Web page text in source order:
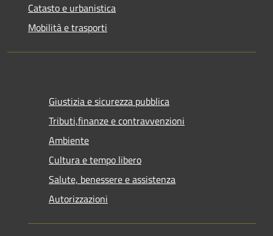
Catasto e urbanistica
Mobilità e trasporti
Giustizia e sicurezza pubblica
Tributi,finanze e contravvenzioni
Ambiente
Cultura e tempo libero
Salute, benessere e assistenza
Autorizzazioni